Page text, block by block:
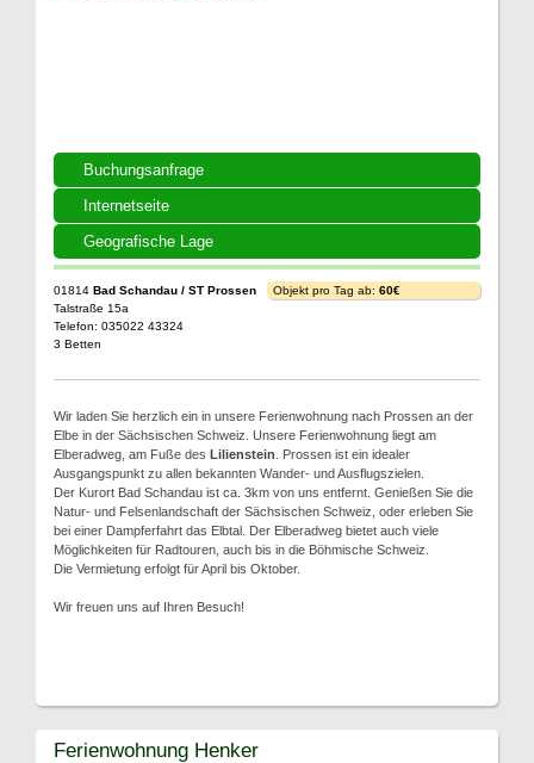
Buchungsanfrage
Internetseite
Geografische Lage
01814 Bad Schandau / ST Prossen
Talstraße 15a
Telefon: 035022 43324
3 Betten
Objekt pro Tag ab: 60€
Wir laden Sie herzlich ein in unsere Ferienwohnung nach Prossen an der
Elbe in der Sächsischen Schweiz. Unsere Ferienwohnung liegt am
Elberadweg, am Fuße des Lilienstein . Prossen ist ein idealer
Ausgangspunkt zu allen bekannten Wander- und Ausflugszielen.
Der Kurort Bad Schandau ist ca. 3km von uns entfernt. Genießen Sie die
Natur- und Felsenlandschaft der Sächsischen Schweiz, oder erleben Sie
bei einer Dampferfahrt das Elbtal. Der Elberadweg bietet auch viele
Möglichkeiten für Radtouren, auch bis in die Böhmische Schweiz.
Die Vermietung erfolgt für April bis Oktober.
Wir freuen uns auf Ihren Besuch!
Ferienwohnung Henker